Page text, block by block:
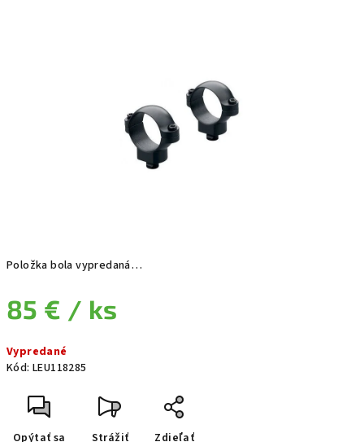
Položka bola vypredaná…
85 € / ks
Vypredané
Kód: LEU118285
Opýtať sa Strážiť Zdieľať